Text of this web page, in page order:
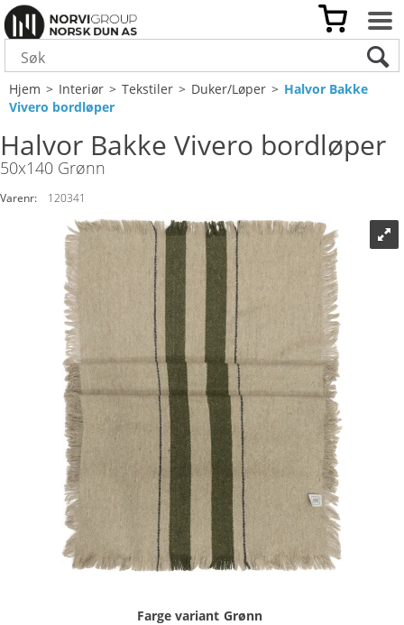
Hjem>Interiør>Tekstiler>Duker/Løper>Halvor Bakke
Vivero bordløper
Halvor Bakke Vivero bordløper
50x140 Grønn
Varenr: 120341
Farge variant Grønn